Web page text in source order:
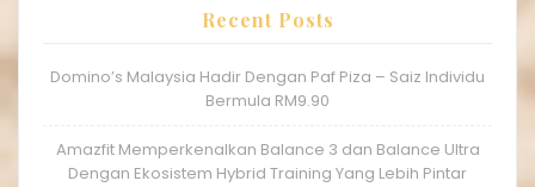
Recent Posts
Domino’s Malaysia Hadir Dengan Paf Piza – Saiz Individu
Bermula RM9.90
Amazfit Memperkenalkan Balance 3 dan Balance Ultra
Dengan Ekosistem Hybrid Training Yang Lebih Pintar